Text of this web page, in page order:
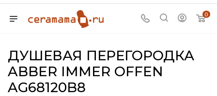
0
ДУШЕВАЯ ПЕРЕГОРОДКА
ABBER IMMER OFFEN
AG68120B8